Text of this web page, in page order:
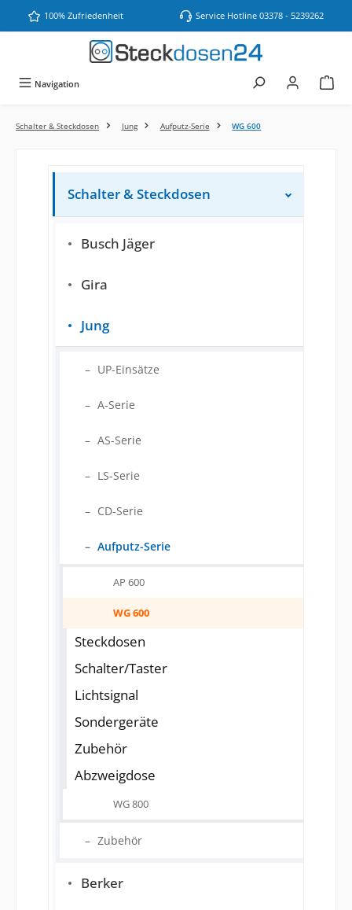
Zum Hauptinhalt springen
100% Zufriedenheit Service Hotline 03378 - 5239262
Navigation
Schalter & Steckdosen Jung Aufputz-Serie WG 600
Schalter & Steckdosen
Busch Jäger
Gira
Jung
UP-Einsätze
A-Serie
AS-Serie
LS-Serie
CD-Serie
Aufputz-Serie
AP 600
WG 600
Steckdosen
Schalter/Taster
Lichtsignal
Sondergeräte
Zubehör
Abzweigdose
WG 800
Zubehör
Berker